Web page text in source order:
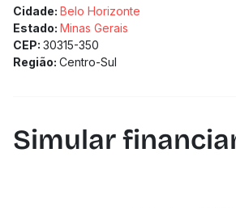
quatro carro. 02 quartos de despejo.
aquecimento solar, em todas as
(Os preços e condições podem sofrer
Solicitamos a confirmação com nossa
Cidade: Belo Horizonte
Estado: Minas Gerais
CEP: 30315-350
Região: Centro-Sul
Simular